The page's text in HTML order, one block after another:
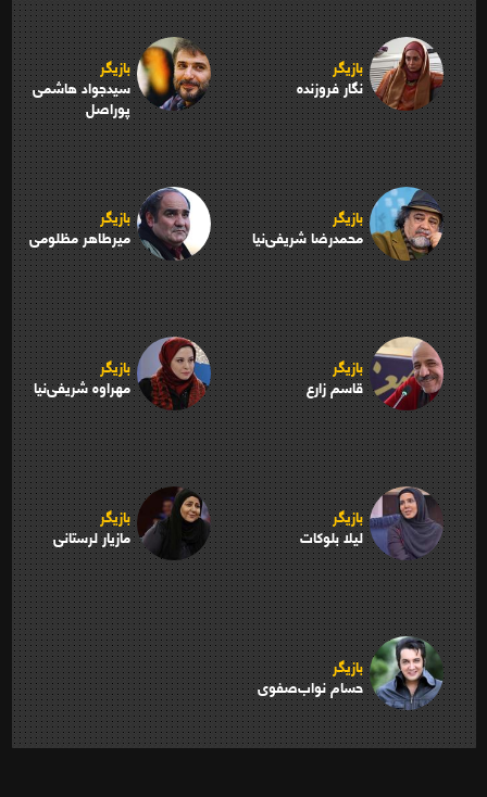
بازیگر
نگار فروزنده
بازیگر
سیدجواد هاشمی
پوراصل
بازیگر
محمدرضا شریفی‌نیا
بازیگر
میرطاهر مظلومی
بازیگر
قاسم زارع
بازیگر
مهراوه شریفی‌نیا
بازیگر
لیلا بلوکات
بازیگر
مازیار لرستانی
بازیگر
حسام نواب‌صفوی